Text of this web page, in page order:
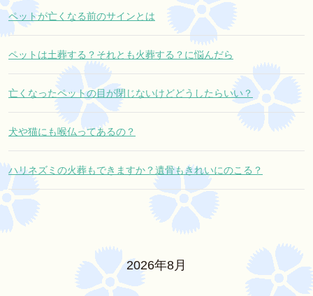
ペットが亡くなる前のサインとは
ペットは土葬する？それとも火葬する？に悩んだら
亡くなったペットの目が閉じないけどどうしたらいい？
犬や猫にも喉仏ってあるの？
ハリネズミの火葬もできますか？遺骨もきれいにのこる？
2026年8月